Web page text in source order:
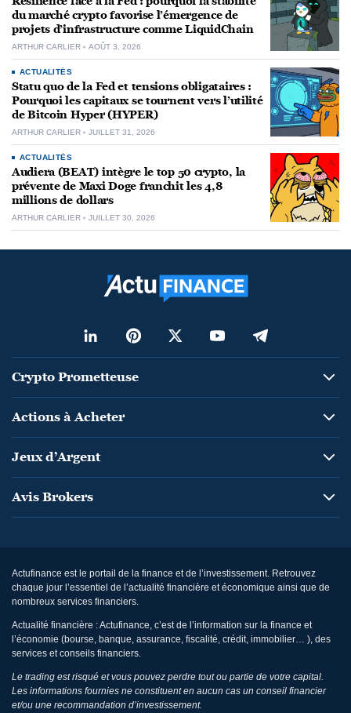
du marché crypto favorise l’émergence de
projets d’infrastructure comme LiquidChain
ARTHUR CARLIER AOÛT 3, 2026
ACTUALITÉS
Statu quo de la Fed et tensions obligataires :
Pourquoi les capitaux se tournent vers l’utilité
de Bitcoin Hyper (HYPER)
ARTHUR CARLIER JUILLET 31, 2026
ACTUALITÉS
Audiera (BEAT) intègre le top 50 crypto, la
prévente de Maxi Doge franchit les 4,8
millions de dollars
ARTHUR CARLIER JUILLET 30, 2026
Crypto Prometteuse
Actions à Acheter
Jeux d’Argent
Avis Brokers
Actufinance est le portail de la finance et de l’investissement. Retrouvez
chaque jour l’essentiel de l’actualité financière et économique ainsi que de
nombreux services financiers.
Actualité financière : Actufinance, c’est de l’information sur la finance et
l’économie (bourse, banque, assurance, fiscalité, crédit, immobilier… ), des
services et conseils financiers.
Le trading est risqué et vous pouvez perdre tout ou partie de votre capital.
Les informations fournies ne constituent en aucun cas un conseil financier
et/ou une recommandation d’investissement.